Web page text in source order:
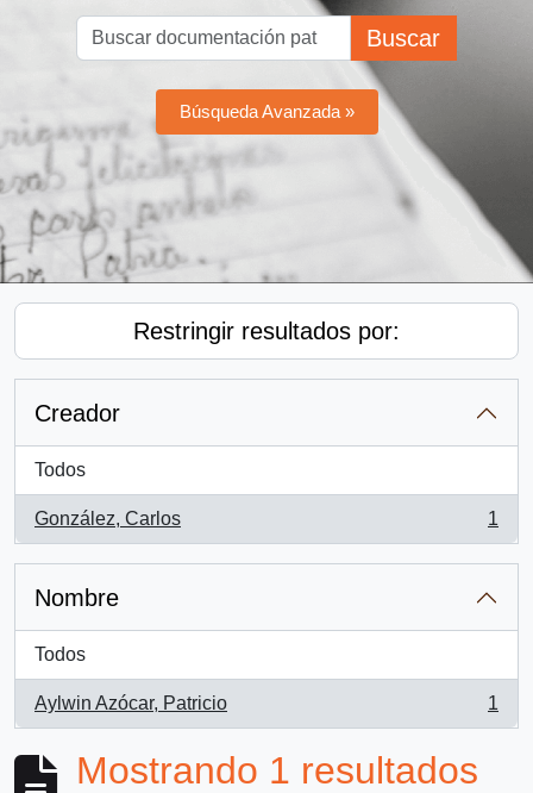
Buscar
Búsqueda Avanzada »
Restringir resultados por:
Creador
Todos
González, Carlos
, 1 resultados
1
Nombre
Todos
Aylwin Azócar, Patricio
, 1 resultados
1
Mostrando 1 resultados